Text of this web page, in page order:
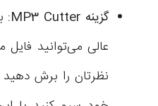
گزینه MP3 Cutter
:
نظرتان را برش